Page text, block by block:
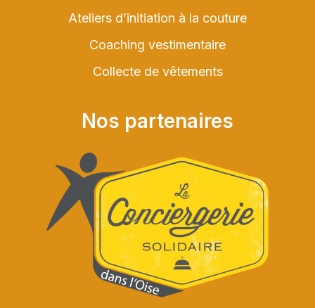
Ateliers d’initiation à la couture
Coaching vestimentaire
Collecte de vêtements
Nos partenaires